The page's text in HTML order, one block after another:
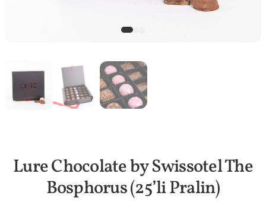
Lure Chocolate by Swissotel The
Bosphorus (25’li Pralin)